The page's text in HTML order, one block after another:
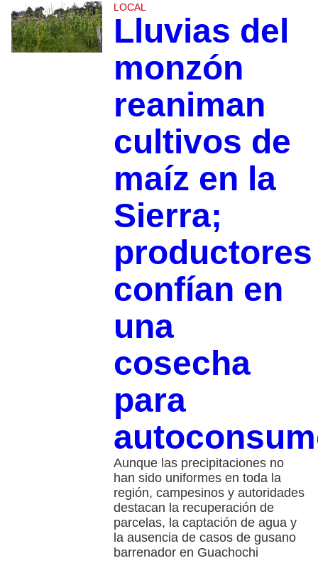
LOCAL
Lluvias del
monzón
reaniman
cultivos de
maíz en la
Sierra;
productores
confían en
una
cosecha
para
Aunque las precipitaciones no
han sido uniformes en toda la
región, campesinos y autoridades
destacan la recuperación de
parcelas, la captación de agua y
la ausencia de casos de gusano
barrenador en Guachochi